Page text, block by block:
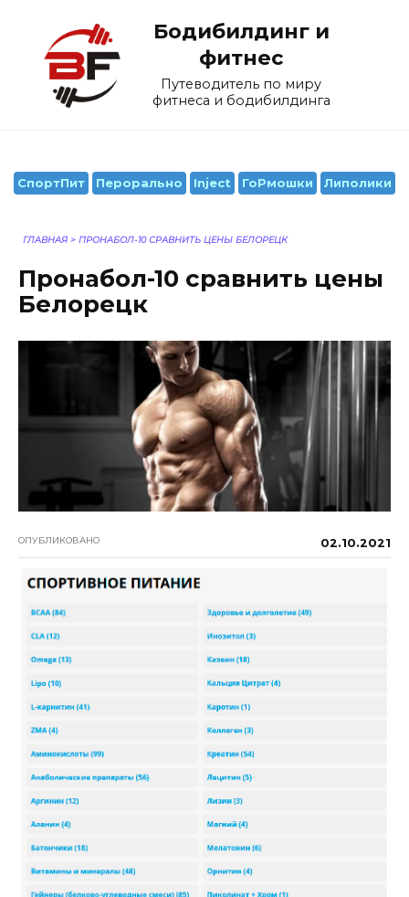
содержанию
Бодибилдинг и
фитнес
Путеводитель по миру
фитнеса и бодибилдинга
СпортПит Перорально Inject ГоРмошки Липолики
ГЛАВНАЯ > ПРОНАБОЛ-10 СРАВНИТЬ ЦЕНЫ БЕЛОРЕЦК
Пронабол-10 сравнить цены
Белорецк
ОПУБЛИКОВАНО 02.10.2021